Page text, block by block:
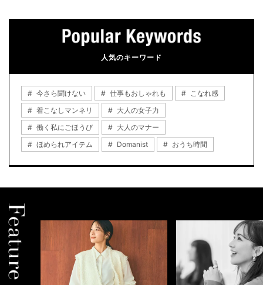
人気のキーワード
今さら聞けない 仕事もおしゃれも
こなれ感
着こなしマンネリ
大人の女子力
働く私にごほうび
大人のマナー
ほめられアイテム
Domanist おうち時間